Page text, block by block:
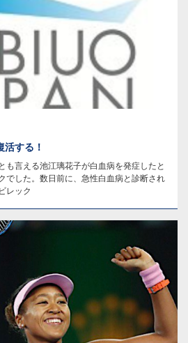
する！
も言える池江璃花子が白血病を発症したと
でした。数日前に、急性白血病と診断され
レック